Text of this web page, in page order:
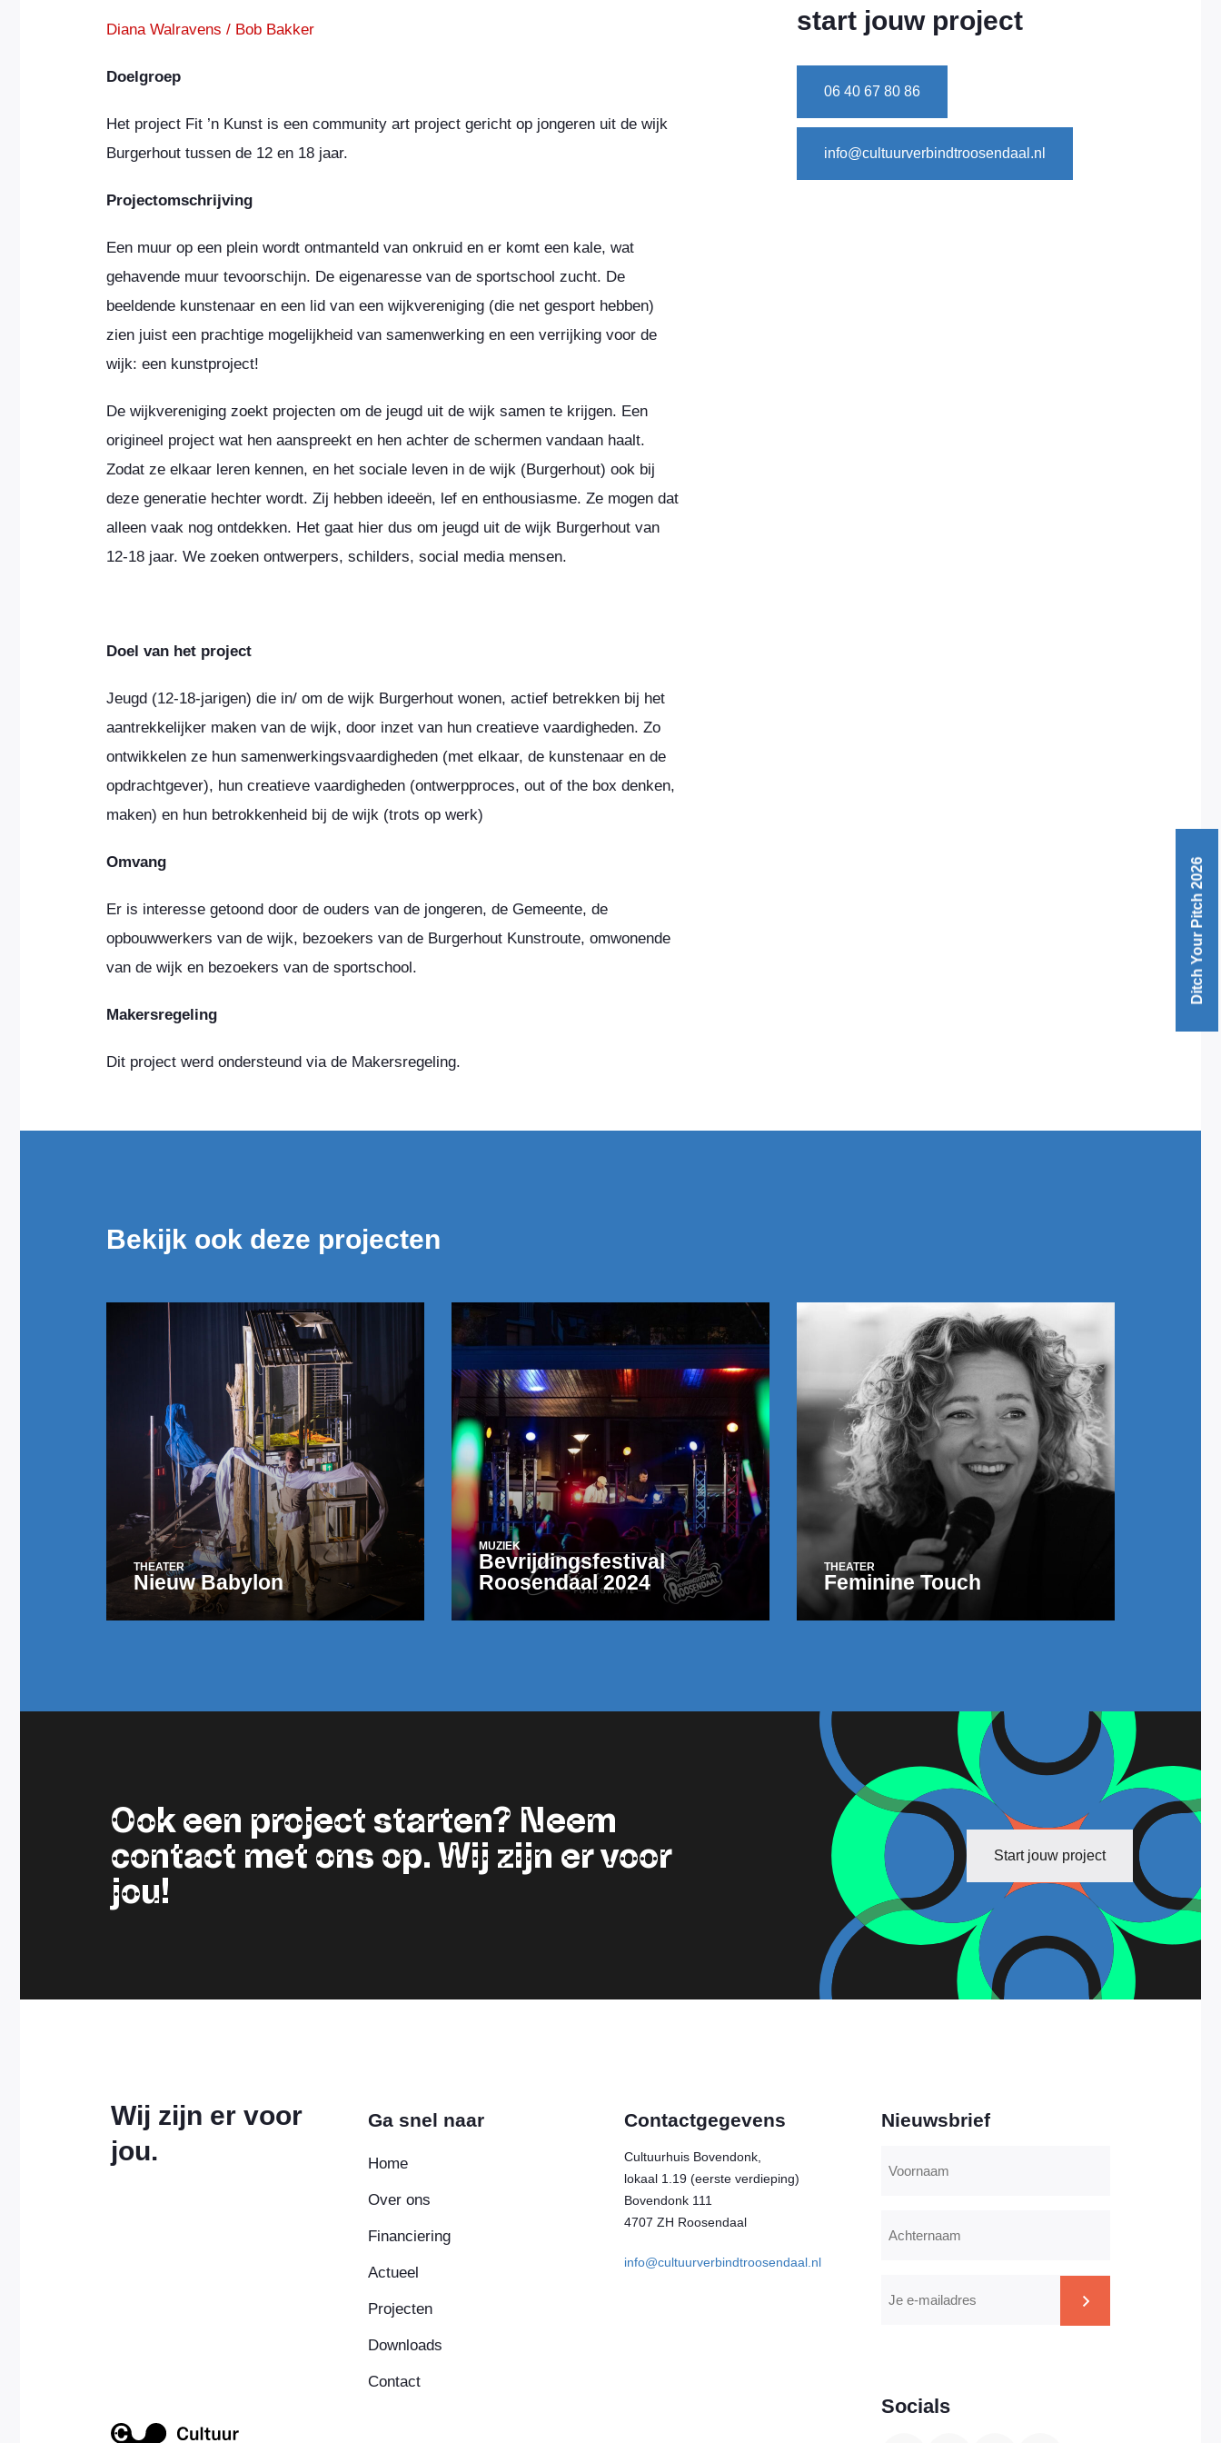
Ditch Your Pitch 2026
Diana Walravens / Bob Bakker
Doelgroep
Het project Fit ’n Kunst is een community art project gericht op jongeren uit de wijk
Burgerhout tussen de 12 en 18 jaar.
Projectomschrijving
Een muur op een plein wordt ontmanteld van onkruid en er komt een kale, wat
gehavende muur tevoorschijn. De eigenaresse van de sportschool zucht. De
beeldende kunstenaar en een lid van een wijkvereniging (die net gesport hebben)
zien juist een prachtige mogelijkheid van samenwerking en een verrijking voor de
wijk: een kunstproject!
De wijkvereniging zoekt projecten om de jeugd uit de wijk samen te krijgen. Een
origineel project wat hen aanspreekt en hen achter de schermen vandaan haalt.
Zodat ze elkaar leren kennen, en het sociale leven in de wijk (Burgerhout) ook bij
deze generatie hechter wordt. Zij hebben ideeën, lef en enthousiasme. Ze mogen dat
alleen vaak nog ontdekken. Het gaat hier dus om jeugd uit de wijk Burgerhout van
12-18 jaar. We zoeken ontwerpers, schilders, social media mensen.
Doel van het project
Jeugd (12-18-jarigen) die in/ om de wijk Burgerhout wonen, actief betrekken bij het
aantrekkelijker maken van de wijk, door inzet van hun creatieve vaardigheden. Zo
ontwikkelen ze hun samenwerkingsvaardigheden (met elkaar, de kunstenaar en de
opdrachtgever), hun creatieve vaardigheden (ontwerpproces, out of the box denken,
maken) en hun betrokkenheid bij de wijk (trots op werk)
Omvang
Er is interesse getoond door de ouders van de jongeren, de Gemeente, de
opbouwwerkers van de wijk, bezoekers van de Burgerhout Kunstroute, omwonende
van de wijk en bezoekers van de sportschool.
Makersregeling
Dit project werd ondersteund via de Makersregeling.
start jouw project
06 40 67 80 86
info@cultuurverbindtroosendaal.nl
Bekijk ook deze projecten
THEATER
Nieuw Babylon
MUZIEK
Bevrijdingsfestival
Roosendaal 2024
THEATER
Feminine Touch
Ook een project starten? Neem
contact met ons op. Wij zijn er voor
jou!
Start jouw project
Wij zijn er voor
jou.
Ga snel naar
Home
Over ons
Financiering
Actueel
Projecten
Downloads
Contact
Contactgegevens
Cultuurhuis Bovendonk,
lokaal 1.19 (eerste verdieping)
Bovendonk 111
4707 ZH Roosendaal
info@cultuurverbindtroosendaal.nl
Nieuwsbrief
mailadres
Socials